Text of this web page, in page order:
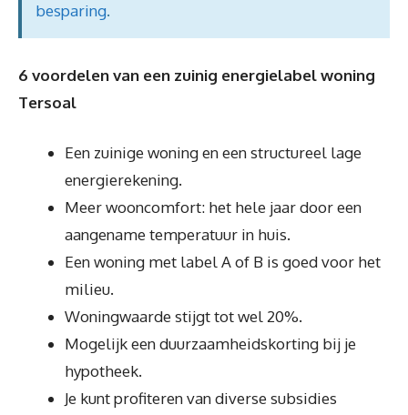
besparing.
6 voordelen van een zuinig energielabel woning
Tersoal
Een zuinige woning en een structureel lage
energierekening.
Meer wooncomfort: het hele jaar door een
aangename temperatuur in huis.
Een woning met label A of B is goed voor het
milieu.
Woningwaarde stijgt tot wel 20%.
Mogelijk een duurzaamheidskorting bij je
hypotheek.
Je kunt profiteren van diverse subsidies